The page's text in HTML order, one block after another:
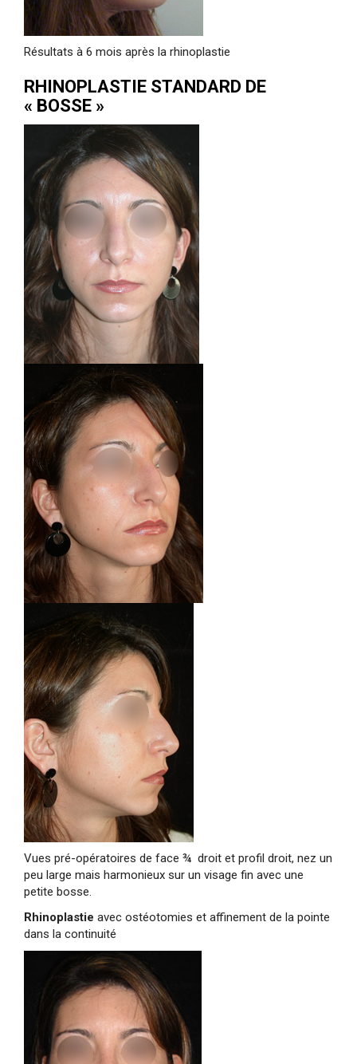
Résultats à 6 mois après la rhinoplastie
RHINOPLASTIE STANDARD DE
« BOSSE »
Vues pré-opératoires de face ¾ droit et profil droit, nez un
peu large mais harmonieux sur un visage fin avec une
petite bosse.
Rhinoplastie avec ostéotomies et affinement de la pointe
dans la continuité